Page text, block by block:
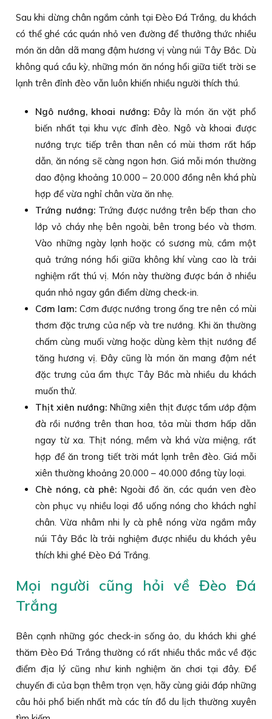
Sau khi dừng chân ngắm cảnh tại Đèo Đá Trắng, du khách
có thể ghé các quán nhỏ ven đường để thưởng thức nhiều
món ăn dân dã mang đậm hương vị vùng núi Tây Bắc. Dù
không quá cầu kỳ, những món ăn nóng hổi giữa tiết trời se
lạnh trên đỉnh đèo vẫn luôn khiến nhiều người thích thú.
Ngô nướng, khoai nướng: Đây là món ăn vặt phổ
biến nhất tại khu vực đỉnh đèo. Ngô và khoai được
nướng trực tiếp trên than nên có mùi thơm rất hấp
dẫn, ăn nóng sẽ càng ngon hơn. Giá mỗi món thường
dao động khoảng 10.000 – 20.000 đồng nên khá phù
hợp để vừa nghỉ chân vừa ăn nhẹ.
Trứng nướng:Trứng được nướng trên bếp than cho
lớp vỏ cháy nhẹ bên ngoài, bên trong béo và thơm.
Vào những ngày lạnh hoặc có sương mù, cầm một
quả trứng nóng hổi giữa không khí vùng cao là trải
nghiệm rất thú vị. Món này thường được bán ở nhiều
quán nhỏ ngay gần điểm dừng check-in.
Cơm lam: Cơm được nướng trong ống tre nên có mùi
thơm đặc trưng của nếp và tre nướng. Khi ăn thường
chấm cùng muối vừng hoặc dùng kèm thịt nướng để
tăng hương vị. Đây cũng là món ăn mang đậm nét
đặc trưng của ẩm thực Tây Bắc mà nhiều du khách
muốn thử.
Thịt xiên nướng: Những xiên thịt được tẩm ướp đậm
đà rồi nướng trên than hoa, tỏa mùi thơm hấp dẫn
ngay từ xa. Thịt nóng, mềm và khá vừa miệng, rất
hợp để ăn trong tiết trời mát lạnh trên đèo. Giá mỗi
xiên thường khoảng 20.000 – 40.000 đồng tùy loại.
Chè nóng, cà phê: Ngoài đồ ăn, các quán ven đèo
còn phục vụ nhiều loại đồ uống nóng cho khách nghỉ
chân. Vừa nhâm nhi ly cà phê nóng vừa ngắm mây
núi Tây Bắc là trải nghiệm được nhiều du khách yêu
thích khi ghé Đèo Đá Trắng.
Mọi người cũng hỏi về Đèo Đá
Trắng
Bên cạnh những góc check-in sống ảo, du khách khi ghé
thăm Đèo Đá Trắng thường có rất nhiều thắc mắc về đặc
điểm địa lý cũng như kinh nghiệm ăn chơi tại đây. Để
chuyến đi của bạn thêm trọn vẹn, hãy cùng giải đáp những
câu hỏi phổ biến nhất mà các tín đồ du lịch thường xuyên